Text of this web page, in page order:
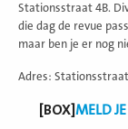
Stationsstraat 4B.
die dag de revue
maar ben je er nog
Adres:
[BOX]MELD